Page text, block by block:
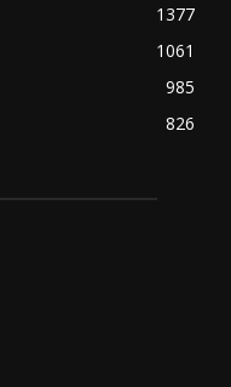
1377
1061
985
826